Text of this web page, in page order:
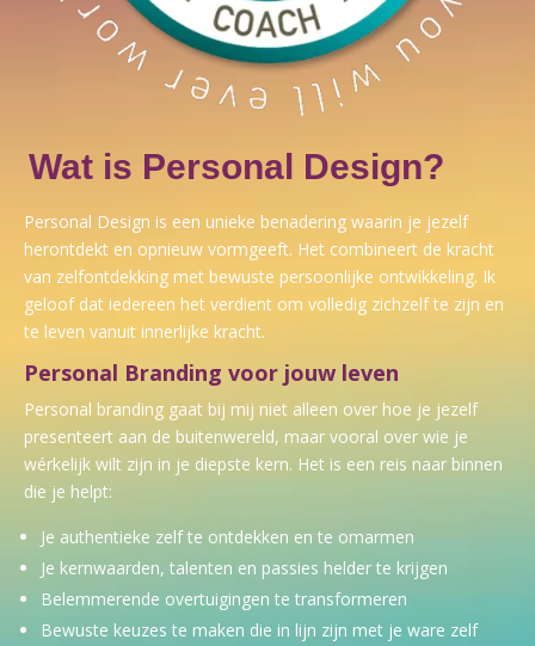
Wat is Personal Design?
Personal Design is een unieke benadering waarin je jezelf
herontdekt en opnieuw vormgeeft. Het combineert de kracht
van zelfontdekking met bewuste persoonlijke ontwikkeling. Ik
geloof dat iedereen het verdient om volledig zichzelf te zijn en
te leven vanuit innerlijke kracht.
Personal Branding voor jouw leven
Personal branding gaat bij mij niet alleen over hoe je jezelf
presenteert aan de buitenwereld, maar vooral over wie je
wérkelijk wilt zijn in je diepste kern. Het is een reis naar binnen
die je helpt:
Je authentieke zelf te ontdekken en te omarmen
Je kernwaarden, talenten en passies helder te krijgen
Belemmerende overtuigingen te transformeren
Bewuste keuzes te maken die in lijn zijn met je ware zelf